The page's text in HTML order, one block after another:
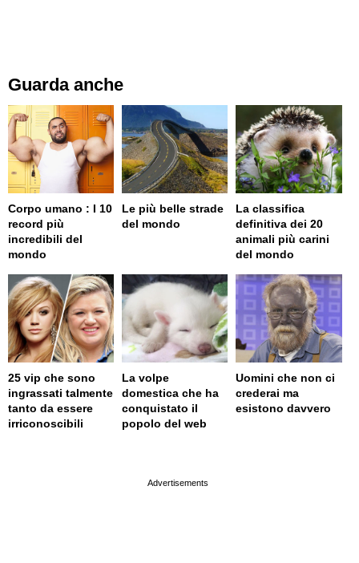
Guarda anche
Corpo umano : I 10
record più
incredibili del
mondo
Le più belle strade
del mondo
La classifica
definitiva dei 20
animali più carini
del mondo
25 vip che sono
ingrassati talmente
tanto da essere
irriconoscibili
La volpe
domestica che ha
conquistato il
popolo del web
Uomini che non ci
crederai ma
esistono davvero